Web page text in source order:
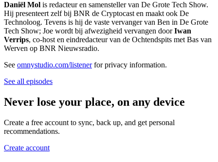
Daniël Mol is redacteur en samensteller van De Grote Tech Show.
Hij presenteert zelf bij BNR de Cryptocast en maakt ook De
Technoloog. Tevens is hij de vaste vervanger van Ben in De Grote
Tech Show; Joe wordt bij afwezigheid vervangen doorIwan
Verrips, co-host en eindredacteur van de Ochtendspits met Bas van
Werven op BNR Nieuwsradio.
See omnystudio.com/listenerfor privacy information.
See all episodes
Never lose your place, on any device
Create a free account to sync, back up, and get personal
recommendations.
Create account